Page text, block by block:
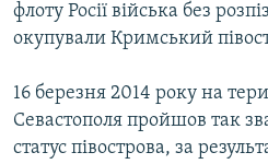
флоту Росії війська без
окупували Кримський
16 березня 2014 року на
Севастополя пройшов так
статус півострова, за